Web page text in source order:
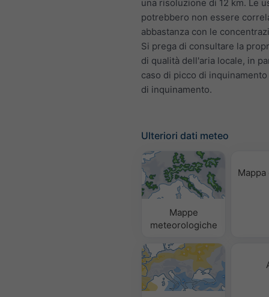
una risoluzione di 12 km. Le
potrebbero non essere
abbastanza con le
Si prega di consultare la
di qualità dell'aria locale, in
caso di picco di
di inquinamento.
Ulteriori dati meteo
Mappe
meteorologiche